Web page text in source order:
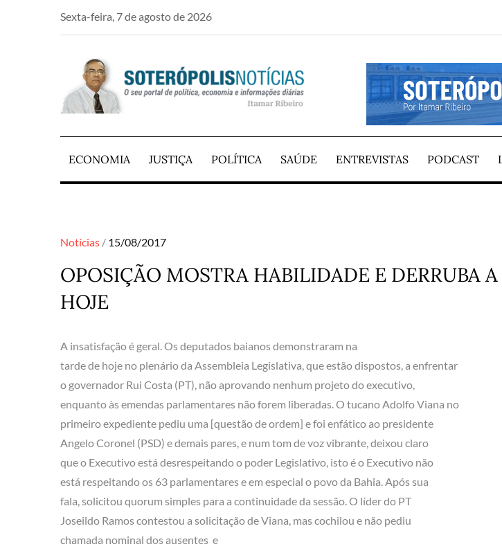
Sexta-feira, 7 de agosto de 2026
SOTERÓPOLIS NOTÍCIAS
PORTAL DE NOTÍCIAS DE SALVADOR E REGIÃO, POR ITAMAR RIBEIRO
ECONOMIA JUSTIÇA POLÍTICA SAÚDE ENTREVISTAS PODCAST
Notícias Posted
15/08/2017
OPOSIÇÃO MOSTRA HABILIDADE E DERRUBA A
HOJE
A insatisfação é geral. Os deputados baianos demonstraram na
tarde de hoje no plenário da Assembleia Legislativa, que estão dispostos, a enfrentar
o governador Rui Costa (PT), não aprovando nenhum projeto do executivo,
enquanto às emendas parlamentares não forem liberadas. O tucano Adolfo Viana no
primeiro expediente pediu uma [questão de ordem] e foi enfático ao presidente
Angelo Coronel (PSD) e demais pares, e num tom de voz vibrante, deixou claro
que o Executivo está desrespeitando o poder Legislativo, isto é o Executivo não
está respeitando os 63 parlamentares e em especial o povo da Bahia. Após sua
fala, solicitou quorum simples para a continuidade da sessão. O líder do PT
Joseildo Ramos contestou a solicitação de Viana, mas cochilou e não pediu
chamada nominal dos ausentes e